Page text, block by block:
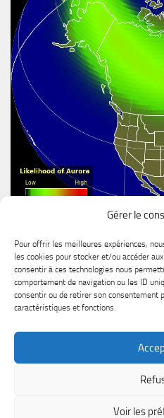
Gérer le
Pour offrir les meilleures expériences,
les cookies pour stocker et/ou accéder
consentir à ces technologies nous
comportement de navigation ou les ID
consentir ou de retirer son consentement
caractéristiques et fonctions.
Voir les